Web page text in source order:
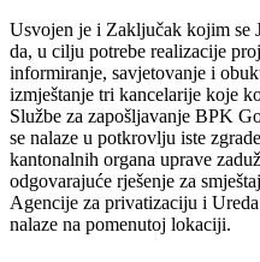
zavod zdravstvenog
od 1.303.500 KM.
Usvojen je i Zaključak kojim se
da, u cilju potrebe realizacije
informiranje, savjetovanje i
izmještanje tri kancelarije koje
Službe za zapošljavanje BPK
se nalaze u potkrovlju iste
kantonalnih organa uprave